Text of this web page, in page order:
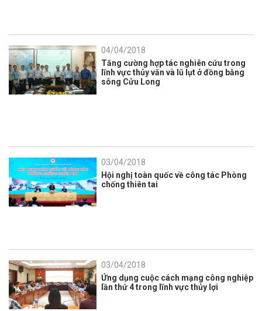
04/04/2018
Tăng cường hợp tác nghiên cứu trong
lĩnh vực thủy văn và lũ lụt ở đồng bằng
sông Cửu Long
03/04/2018
Hội nghị toàn quốc về công tác Phòng
chống thiên tai
03/04/2018
Ứng dụng cuộc cách mạng công nghiệp
lần thứ 4 trong lĩnh vực thủy lợi